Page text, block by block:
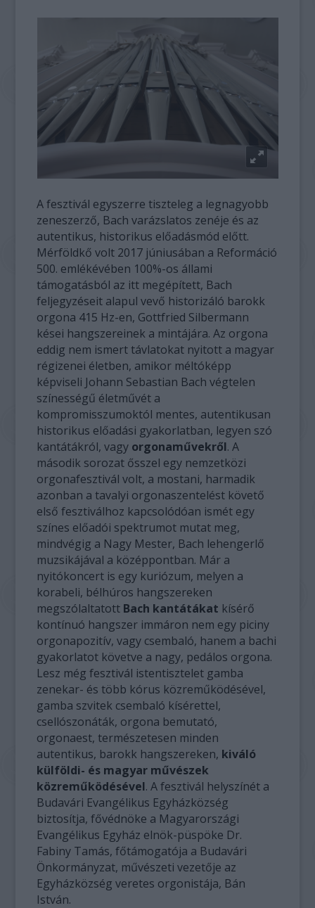
A fesztivál egyszerre tiszteleg a legnagyobb
zeneszerző, Bach varázslatos zenéje és az
autentikus, historikus előadásmód előtt.
Mérföldkő volt 2017 júniusában a Reformáció
500. emlékévében 100%-os állami
támogatásból az itt megépített, Bach
feljegyzéseit alapul vevő historizáló barokk
orgona 415 Hz-en, Gottfried Silbermann
kései hangszereinek a mintájára. Az orgona
eddig nem ismert távlatokat nyitott a magyar
régizenei életben, amikor méltóképp
képviseli Johann Sebastian Bach végtelen
színességű életművét a
kompromisszumoktól mentes, autentikusan
historikus előadási gyakorlatban, legyen szó
kantátákról, vagy orgonaművekről. A
második sorozat ősszel egy nemzetközi
orgonafesztivál volt, a mostani, harmadik
azonban a tavalyi orgonaszentelést követő
első fesztiválhoz kapcsolódóan ismét egy
színes előadói spektrumot mutat meg,
mindvégig a Nagy Mester, Bach lehengerlő
muzsikájával a középpontban. Már a
nyitókoncert is egy kuriózum, melyen a
korabeli, bélhúros hangszereken
megszólaltatott Bach kantátákat kísérő
kontínuó hangszer immáron nem egy piciny
orgonapozitív, vagy csembaló, hanem a bachi
gyakorlatot követve a nagy, pedálos orgona.
Lesz még fesztivál istentisztelet gamba
zenekar- és több kórus közreműködésével,
gamba szvitek csembaló kísérettel,
csellószonáták, orgona bemutató,
orgonaest, természetesen minden
autentikus, barokk hangszereken, kiváló
külföldi- és magyar művészek
közreműködésével. A fesztivál helyszínét a
Budavári Evangélikus Egyházközség
biztosítja, fővédnöke a Magyarországi
Evangélikus Egyház elnök-püspöke Dr.
Fabiny Tamás, főtámogatója a Budavári
Önkormányzat, művészeti vezetője az
Egyházközség veretes orgonistája, Bán
István.